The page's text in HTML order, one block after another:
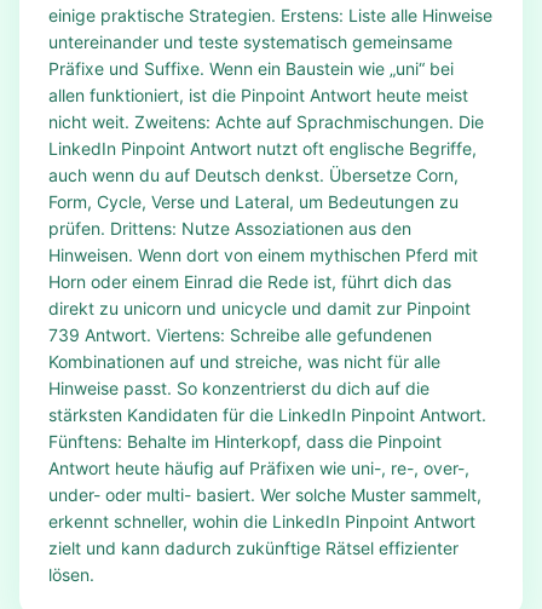
einige praktische Strategien. Erstens: Liste alle Hinweise
untereinander und teste systematisch gemeinsame
Präfixe und Suffixe. Wenn ein Baustein wie „uni“ bei
allen funktioniert, ist die Pinpoint Antwort heute meist
nicht weit. Zweitens: Achte auf Sprachmischungen. Die
LinkedIn Pinpoint Antwort nutzt oft englische Begriffe,
auch wenn du auf Deutsch denkst. Übersetze Corn,
Form, Cycle, Verse und Lateral, um Bedeutungen zu
prüfen. Drittens: Nutze Assoziationen aus den
Hinweisen. Wenn dort von einem mythischen Pferd mit
Horn oder einem Einrad die Rede ist, führt dich das
direkt zu unicorn und unicycle und damit zur Pinpoint
739 Antwort. Viertens: Schreibe alle gefundenen
Kombinationen auf und streiche, was nicht für alle
Hinweise passt. So konzentrierst du dich auf die
stärksten Kandidaten für die LinkedIn Pinpoint Antwort.
Fünftens: Behalte im Hinterkopf, dass die Pinpoint
Antwort heute häufig auf Präfixen wie uni-, re-, over-,
under- oder multi- basiert. Wer solche Muster sammelt,
erkennt schneller, wohin die LinkedIn Pinpoint Antwort
zielt und kann dadurch zukünftige Rätsel effizienter
lösen.